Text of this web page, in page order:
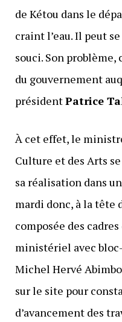
de Kétou dans le
craint l’eau. Il peut
souci. Son problème,
du gouvernement
présidentPatrice
À cet effet, le
Culture et des Arts
sa réalisation dans
mardi donc, à la tête
composée des
ministériel avec
Michel Hervé
sur le site pour
d’avancement des